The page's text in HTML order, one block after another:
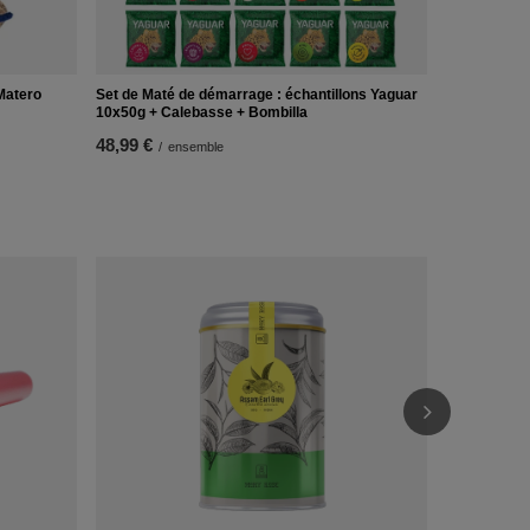
Set de Maté de démarrage : échantillons Yaguar
10x50g + Calebasse + Bombilla
48,99 € / ensemble